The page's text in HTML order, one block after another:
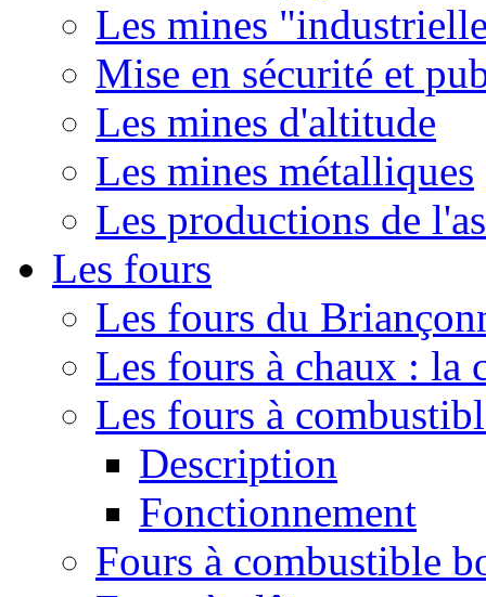
Les mines
Mise en sécurité et
Les mines d'altitude
Les mines métalliques
Les productions de
Les fours
Les fours du
Les fours à chaux : la
Les fours à
Description
Fonctionnement
Fours à combustible